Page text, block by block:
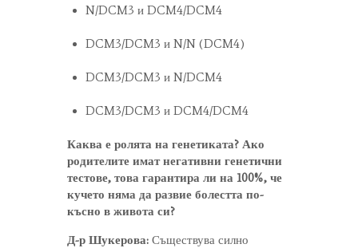
N/DCM3 и DCM4/DCM4
DCM3/DCM3 и N/N (DCM4)
DCM3/DCM3 и N/DCM4
DCM3/DCM3 и DCM4/DCM4
Каква е ролята на генетиката? Ако
родителите имат негативни генетични
тестове, това гарантира ли на 100%, че
кучето няма да развие болестта по-
късно в живота си?
Д-р Шукерова: Съществува силно